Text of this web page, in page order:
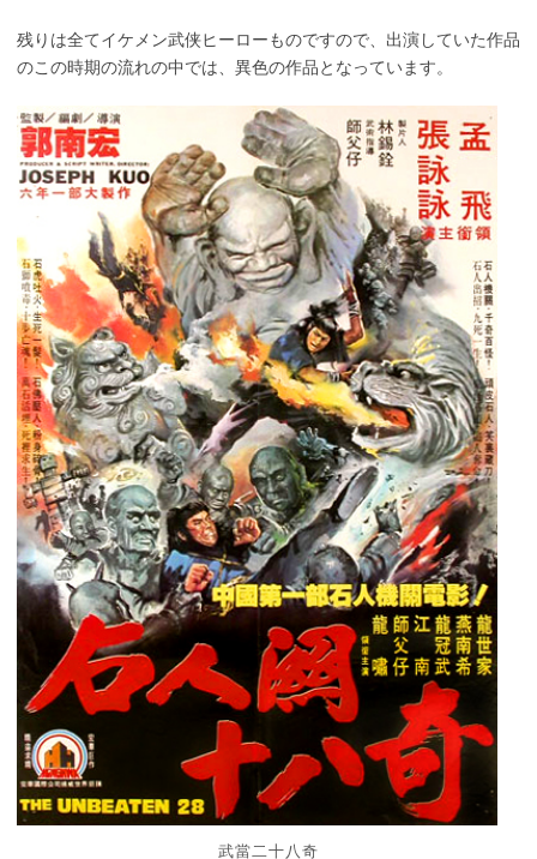
残りは全てイケメン武侠ヒーローものですので、出演していた作品
のこの時期の流れの中では、異色の作品となっています。
武當二十八奇